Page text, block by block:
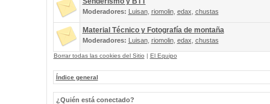
Moderadores: Luisan, riomolin, edax chustas
Material Técnico y Fotografía de montaña
Moderadores: Luisan, riomolin, edax chustas
Borrar todas las cookies del Sitio | El Equipo
Índice general
¿Quién está conectado?